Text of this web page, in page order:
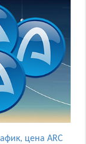
цена ARC